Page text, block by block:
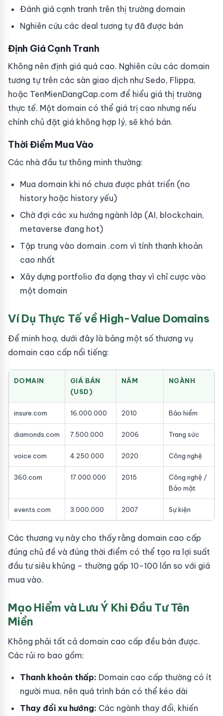
Đánh giá cạnh tranh trên thị trường domain
Nghiên cứu các deal tương tự đã được bán
Định Giá Cạnh Tranh
Không nên định giá quá cao. Nghiên cứu các domain
tương tự trên các sàn giao dịch như Sedo, Flippa,
hoặc TenMienDangCap.com để hiểu giá thị trường
thực tế. Một domain có thể giá trị cao nhưng nếu
chính chủ đặt giá không hợp lý, sẽ khó bán.
Thời Điểm Mua Vào
Các nhà đầu tư thông minh thường:
Mua domain khi nó chưa được phát triển (no
history hoặc history yếu)
Chờ đợi các xu hướng ngành lớp (AI, blockchain,
metaverse đang hot)
Tập trung vào domain .com vì tính thanh khoản
cao nhất
Xây dựng portfolio đa dạng thay vì chỉ cược vào
một domain
Ví Dụ Thực Tế về High-Value Domains
Để minh hoạ, dưới đây là bảng một số thương vụ
domain cao cấp nổi tiếng:
DOMAIN
GIÁ BÁN
(USD)
NĂM NGÀNH
insure.com 16.000.000 2010 Bảo hiểm
diamonds.com 7.500.000 2006 Trang sức
voice.com 4.250.000 2020 Công nghệ
360.com 17.000.000 2015
Công nghệ /
Bảo mật
events.com 3.000.000 2007 Sự kiện
Các thương vụ này cho thấy rằng domain cao cấp
đúng chủ đề và đúng thời điểm có thể tạo ra lợi suất
đầu tư siêu khủng – thường gấp 10-100 lần so với giá
mua vào.
Mạo Hiểm và Lưu Ý Khi Đầu Tư Tên
Miền
Không phải tất cả domain cao cấp đều bán được.
Các rủi ro bao gồm:
Thanh khoản thấp: Domain cao cấp thường có ít
người mua, nên quá trình bán có thể kéo dài
Thay đổi xu hướng: Các ngành thay đổi, khiến